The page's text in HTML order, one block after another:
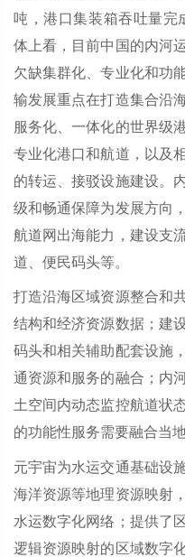
吨，港口集装箱吞吐量完
体上看，目前中国的内河
欠缺集群化、专业化和功
输发展重点在打造集合沿
服务化、一体化的世界级
专业化港口和航道，以及
的转运、接驳设施建设。
级和畅通保障为发展方向
航道网出海能力，建设支
道、便民码头等。
打造沿海区域资源整合和
结构和经济资源数据；建
码头和相关辅助配套设施
通资源和服务的融合；内
土空间内动态监控航道状
的功能性服务需要融合当
元宇宙为水运交通基础设
海洋资源等地理资源映射
水运数字化网络；提供了
逻辑资源映射的区域数字